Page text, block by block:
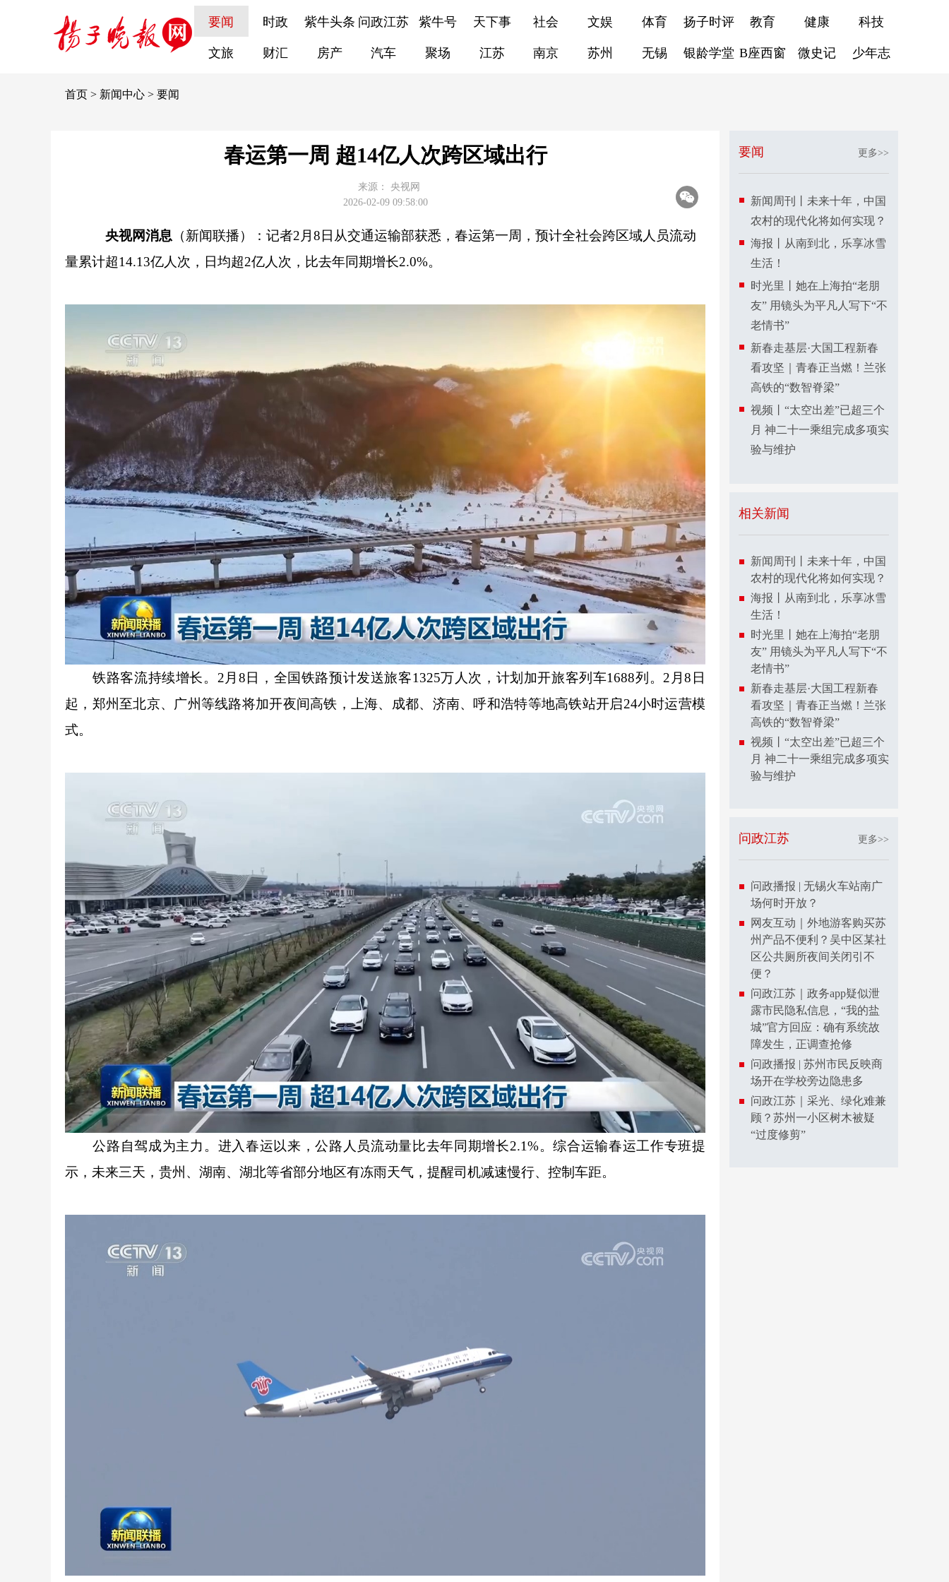
要闻 时政 紫牛头条 问政江苏 紫牛号 天下事 社会 文娱 体育 扬子时评 教育 健康 科技
文旅 财汇 房产 汽车 聚场 江苏 南京 苏州 无锡 银龄学堂 B座西窗 微史记 少年志
首页 > 新闻中心 > 要闻
春运第一周 超14亿人次跨区域出行
来源：
央视网
2026-02-09 09:58:00
央视网消息 （新闻联播）：记者2月8日从交通运输部获悉，春运第一周，预计全社会跨区域人员流动
量累计超14.13亿人次，日均超2亿人次，比去年同期增长2.0%。
铁路客流持续增长。2月8日，全国铁路预计发送旅客1325万人次，计划加开旅客列车1688列。2月8日
起，郑州至北京、广州等线路将加开夜间高铁，上海、成都、济南、呼和浩特等地高铁站开启24小时运营模
式。
公路自驾成为主力。进入春运以来，公路人员流动量比去年同期增长2.1%。综合运输春运工作专班提
示，未来三天，贵州、湖南、湖北等省部分地区有冻雨天气，提醒司机减速慢行、控制车距。
要闻 更多>>
新闻周刊丨未来十年，中国
农村的现代化将如何实现？
海报丨从南到北，乐享冰雪
生活！
时光里丨她在上海拍“老朋
友” 用镜头为平凡人写下“不
老情书”
新春走基层·大国工程新春
看攻坚｜青春正当燃！兰张
高铁的“数智脊梁”
视频丨“太空出差”已超三个
月 神二十一乘组完成多项实
验与维护
相关新闻
新闻周刊丨未来十年，中国
农村的现代化将如何实现？
海报丨从南到北，乐享冰雪
生活！
时光里丨她在上海拍“老朋
友” 用镜头为平凡人写下“不
老情书”
新春走基层·大国工程新春
看攻坚｜青春正当燃！兰张
高铁的“数智脊梁”
视频丨“太空出差”已超三个
月 神二十一乘组完成多项实
验与维护
问政江苏 更多>>
问政播报 | 无锡火车站南广
场何时开放？
网友互动｜外地游客购买苏
州产品不便利？吴中区某社
区公共厕所夜间关闭引不
便？
问政江苏｜政务app疑似泄
露市民隐私信息，“我的盐
城”官方回应：确有系统故
障发生，正调查抢修
问政播报 | 苏州市民反映商
场开在学校旁边隐患多
问政江苏｜采光、绿化难兼
顾？苏州一小区树木被疑
“过度修剪”